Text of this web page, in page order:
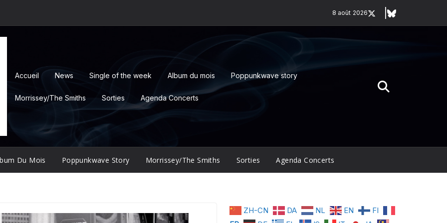
8 août 2026
Accueil News Single of the week Album du mois Poppunkwave story
Morrissey/The Smiths Sorties Agenda Concerts
Du Mois Poppunkwave Story Morrissey/The Smiths Sorties Agenda Concerts
ZH-CN DA NL EN
FI